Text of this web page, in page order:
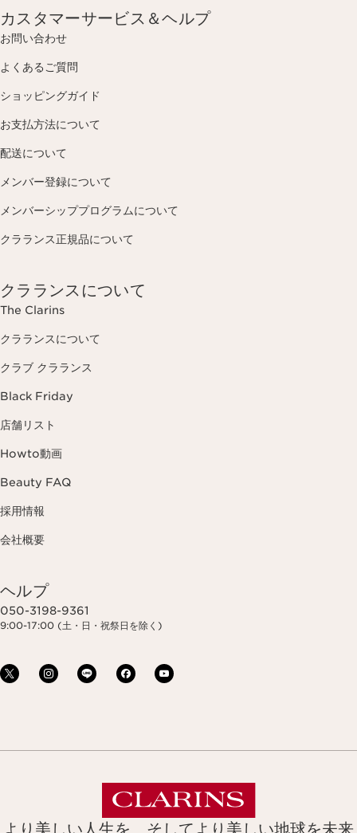
カスタマーサービス＆ヘルプ
お問い合わせ
よくあるご質問
ショッピングガイド
お支払方法について
配送について
メンバー登録について
メンバーシッププログラムについて
クラランス正規品について
クラランスについて
The Clarins
クラランスについて
クラブ クラランス
Black Friday
店舗リスト
Howto動画
Beauty FAQ
採用情報
会社概要
ヘルプ
050-3198-9361
9:00-17:00 (土・日・祝祭日を除く)
より美しい人生を、そしてより美しい地球を未来